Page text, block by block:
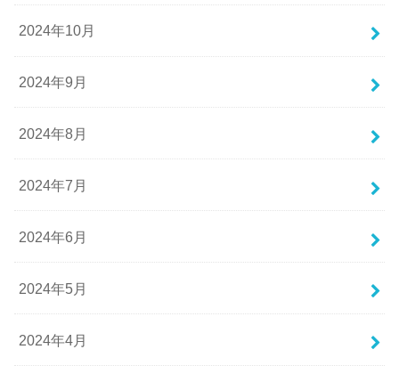
2024年10月
2024年9月
2024年8月
2024年7月
2024年6月
2024年5月
2024年4月